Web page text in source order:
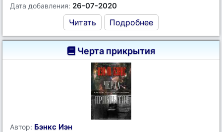
Дата добавления: 26-07-2020
Читать Подробнее
Черта прикрытия
Автор: Бэнкс Иэн